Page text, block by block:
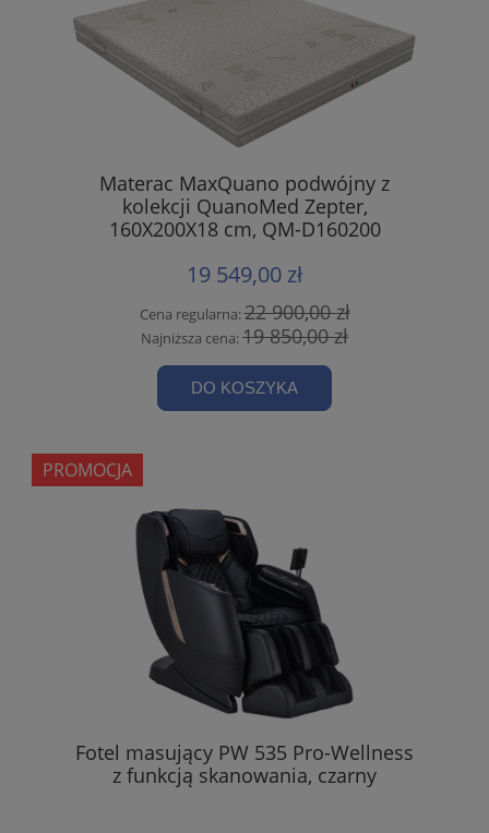
Materac MaxQuano podwójny z
kolekcji QuanoMed Zepter,
160X200X18 cm, QM-D160200
19 549,00 zł
Cena regularna:22 900,00 zł
Najniższa cena:19 850,00 zł
DO KOSZYKA
Fotel masujący PW 535 Pro-Wellness
z funkcją skanowania, czarny
PROMOCJA